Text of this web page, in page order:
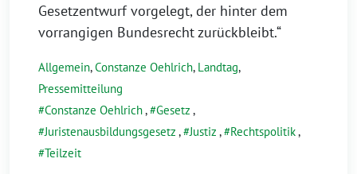
Gesetzentwurf vorgelegt, der hinter dem
vorrangigen Bundesrecht zurückbleibt.“
Allgemein,Constanze Oehlrich, Landtag,
Pressemitteilung
Constanze Oehlrich, Gesetz ,
Juristenausbildungsgesetz , Justiz , Rechtspolitik,
Teilzeit